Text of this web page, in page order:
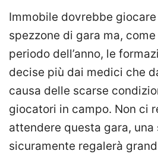
Immobile dovrebbe
spezzone di gara ma,
periodo dell’anno, le
decise più dai medici che
causa delle scarse
giocatori in campo. Non ci
attendere questa gara, una
sicuramente regalerà